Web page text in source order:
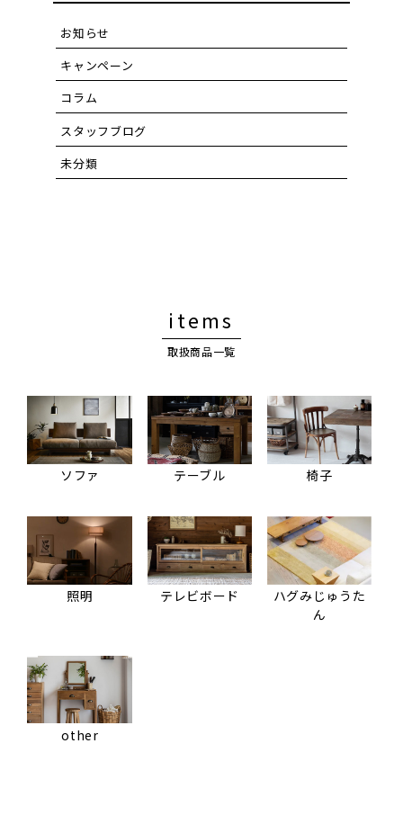
お知らせ
キャンペーン
コラム
スタッフブログ
未分類
items
取扱商品一覧
ソファ テーブル 椅子
照明 テレビボード
ハグみじゅうた
ん
other